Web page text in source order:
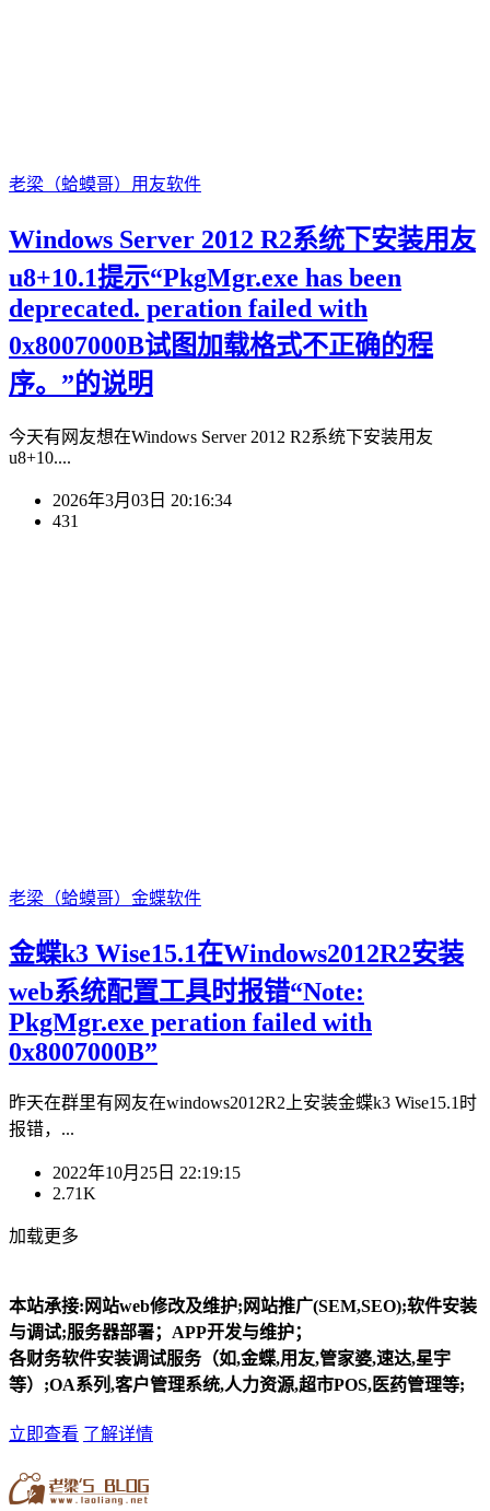
老梁（蛤蟆哥） 用友软件
Windows Server 2012 R2系统下安装用友
u8+10.1提示“PkgMgr.exe has been
deprecated. peration failed with
0x8007000B试图加载格式不正确的程
序。”的说明
今天有网友想在Windows Server 2012 R2系统下安装用友
u8+10....
2026年3月03日 20:16:34
431
老梁（蛤蟆哥） 金蝶软件
金蝶k3 Wise15.1在Windows2012R2安装
web系统配置工具时报错“Note:
PkgMgr.exe peration failed with
0x8007000B”
昨天在群里有网友在windows2012R2上安装金蝶k3 Wise15.1时
报错，...
2022年10月25日 22:19:15
2.71K
加载更多
本站承接:网站web修改及维护;网站推广(SEM,SEO);软件安装
与调试;服务器部署；APP开发与维护；
各财务软件安装调试服务（如,金蝶,用友,管家婆,速达,星宇
等）;OA系列,客户管理系统,人力资源,超市POS,医药管理等;
立即查看 了解详情